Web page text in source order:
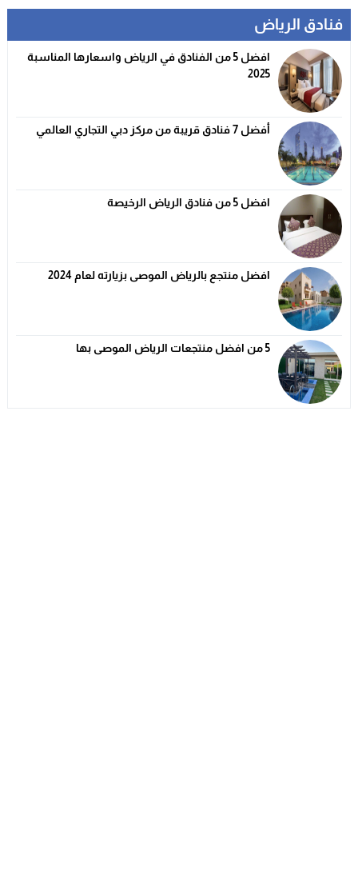
فنادق الرياض
افضل 5 من الفنادق في الرياض واسعارها المناسبة
2025
أفضل 7 فنادق قريبة من مركز دبي التجاري العالمي
افضل 5 من فنادق الرياض الرخيصة
افضل منتجع بالرياض الموصى بزيارته لعام 2024
5 من افضل منتجعات الرياض الموصى بها